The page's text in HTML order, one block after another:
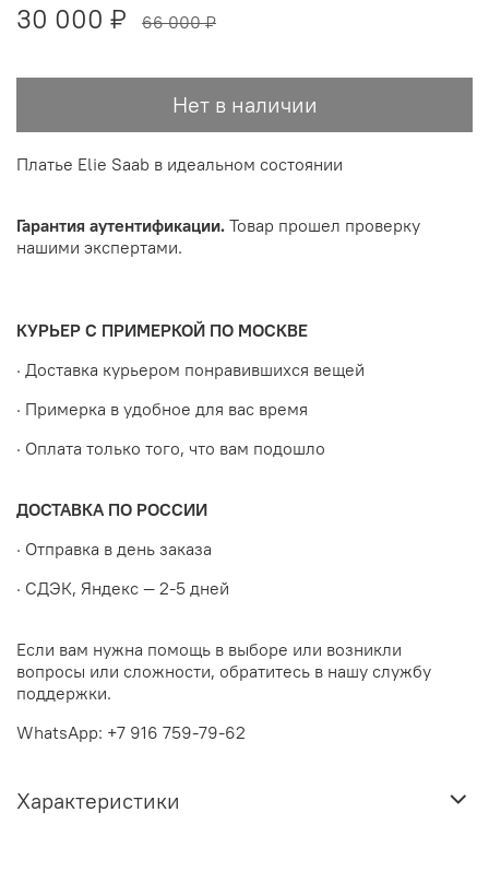
30 000 ₽ 66 000 ₽
Нет в наличии
Платье Elie Saab в идеальном состоянии
Гарантия аутентификации. Товар прошел проверку
нашими экспертами.
КУРЬЕР С ПРИМЕРКОЙ ПО МОСКВЕ
· Доставка курьером понравившихся вещей
· Примерка в удобное для вас время
· Оплата только того, что вам подошло
ДОСТАВКА ПО РОССИИ
· Отправка в день заказа
· СДЭК, Яндекс — 2-5 дней
Если вам нужна помощь в выборе или возникли
вопросы или сложности, обратитесь в нашу службу
поддержки.
WhatsApp: +7 916 759-79-62
Характеристики